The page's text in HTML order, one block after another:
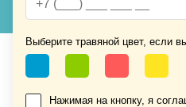
Хочу такую
Выберите травяной цвет, если
Нажимая на кнопку, я